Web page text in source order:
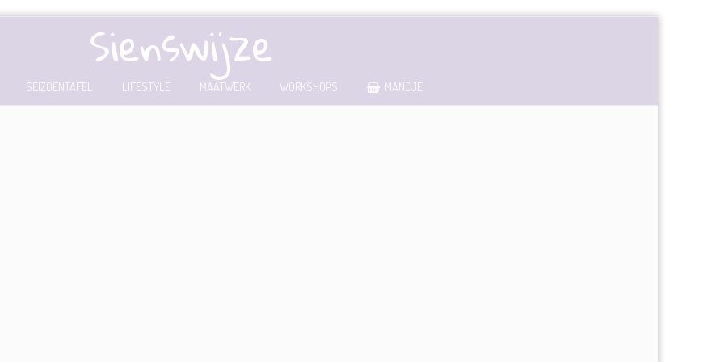
Sienswijze
SEIZOENTAFEL LIFESTYLE MAATWERK WORKSHOPS MANDJE